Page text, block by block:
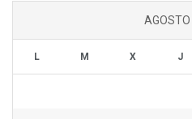
L M X J